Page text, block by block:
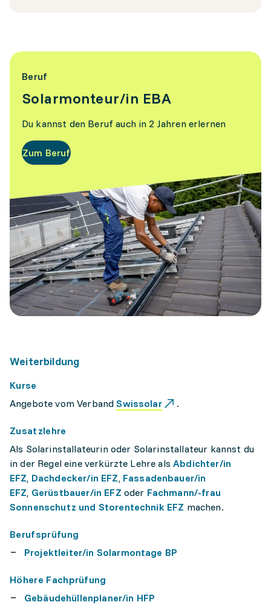
Beruf
Solarmonteur/in EBA
Du kannst den Beruf auch in 2 Jahren erlernen
Zum Beruf
Weiterbildung
Kurse
Angebote vom VerbandSwissolar .
Zusatzlehre
Als Solarinstallateurin oder Solarinstallateur kannst du
in der Regel eine verkürzte Lehre alsAbdichter/in
EFZ, Dachdecker/in EFZ, Fassadenbauer/in
EFZ, Gerüstbauer/in EFZ oder Fachmann/-frau
Sonnenschutz und Storentechnik EFZ machen.
Berufsprüfung
Projektleiter/in Solarmontage BP
Höhere Fachprüfung
Gebäudehüllenplaner/in HFP